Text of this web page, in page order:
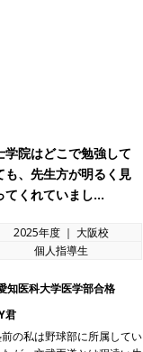
学院はどこで勉強して
も、先生方が明るく見
てくれていまし…
2025年度 ｜ 大阪校
個人指導生
知医科大学医学部合格
君
前の私は野球部に所属してい